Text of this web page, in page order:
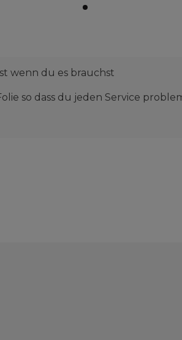
wenn du es brauchst
so dass du jeden Service